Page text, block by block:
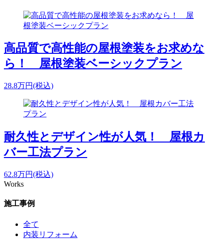
高品質で高性能の屋根塗装をお求めな
ら！ 屋根塗装ベーシックプラン
28.8万円(税込)
耐久性とデザイン性が人気！ 屋根カ
バー工法プラン
62.8万円(税込)
Works
施工事例
全て
内装リフォーム